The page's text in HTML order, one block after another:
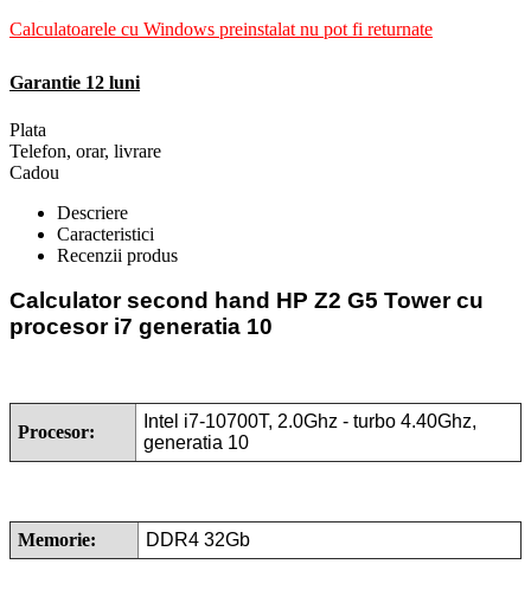
Calculatoarele cu Windows preinstalat nu pot fi returnate
Garantie 12 luni
Plata
Telefon, orar, livrare
Cadou
Descriere
Caracteristici
Recenzii produs
Calculator second hand HP Z2 G5 Tower cu
procesor i7 generatia 10
Procesor:
Intel i7-10700T, 2.0Ghz - turbo 4.40Ghz,
generatia 10
Memorie: DDR4 32Gb